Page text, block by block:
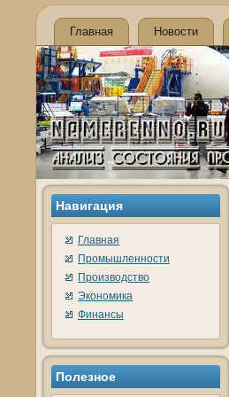
Главная Новости
Навигация
Главная
Промышленности
Производство
Экономика
Финансы
Полезное